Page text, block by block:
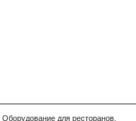
Оборудование для ресторанов,